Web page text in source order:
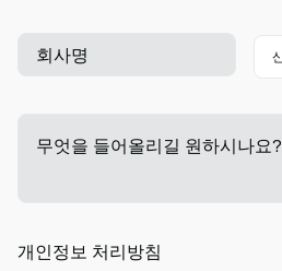
회사명
무엇을 들어올리길 원하시나요?
개인정보 처리방침